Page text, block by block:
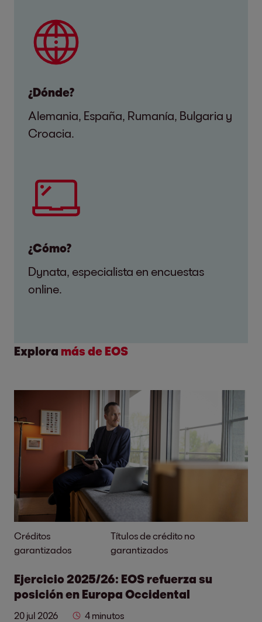
¿Dónde?
Alemania, España, Rumanía, Bulgaria y
Croacia.
¿Cómo?
Dynata, especialista en encuestas
online.
Explora más de EOS
Créditos
garantizados
Títulos de crédito no
garantizados
Ejercicio 2025/26: EOS refuerza su
posición en Europa Occidental
20 jul 2026 4 minutos